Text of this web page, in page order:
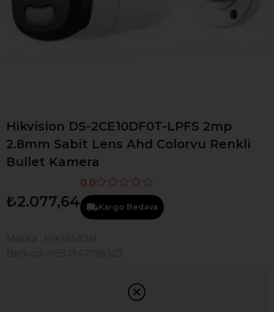
Hikvision DS-2CE10DF0T-LPFS 2mp
2.8mm Sabit Lens Ahd Colorvu Renkli
Bullet Kamera
₺2.077,64
0.0
Kargo Bedava